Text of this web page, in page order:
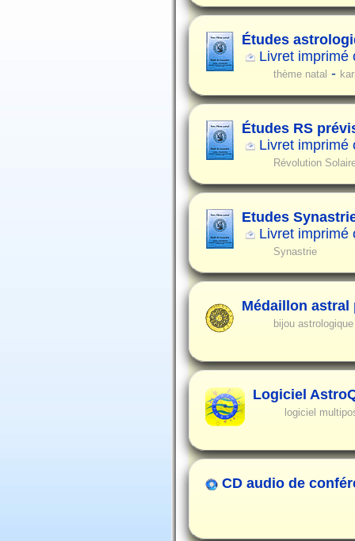
Études
Livret imprimé
thème natal -
Études RS
Livret imprimé
Révolution
Etudes
Livret imprimé
Synastrie
Médaillon astral
bijou
Logiciel
logiciel
CD audio de